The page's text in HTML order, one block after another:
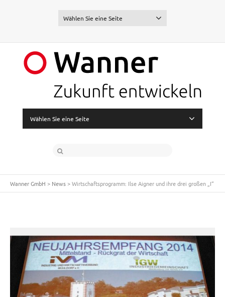
Wählen Sie eine Seite
Wählen Sie eine Seite
Wanner GmbH > News>Wirtschaftsprogramm: Ilse Aigner und ihre drei großen „I“